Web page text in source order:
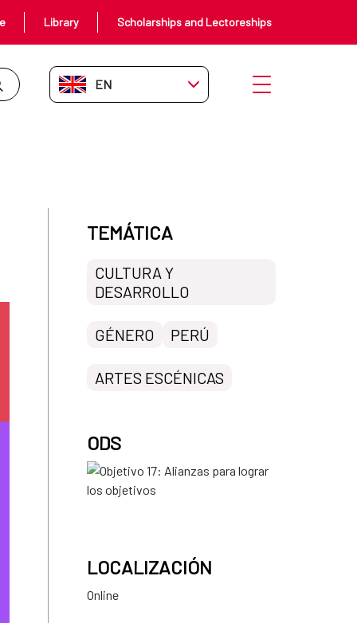
Library Scholarships and Lectoreships
EN-GB Open menu
TEMÁTICA
CULTURA Y
DESARROLLO
GÉNERO PERÚ
ARTES ESCÉNICAS
ODS
LOCALIZACIÓN
Online